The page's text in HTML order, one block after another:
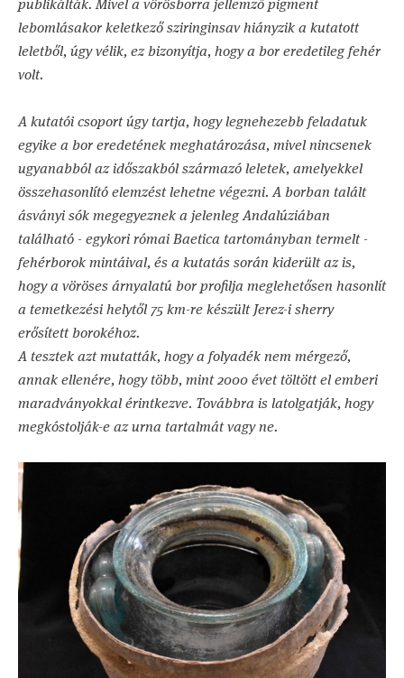
publikálták. Mivel a vörösborra jellemző pigment
lebomlásakor keletkező sziringinsav hiányzik a kutatott
leletből, úgy vélik, ez bizonyítja, hogy a bor eredetileg fehér
volt.
A kutatói csoport úgy tartja, hogy legnehezebb feladatuk
egyike a bor eredetének meghatározása, mivel nincsenek
ugyanabból az időszakból származó leletek, amelyekkel
összehasonlító elemzést lehetne végezni. A borban talált
ásványi sók megegyeznek a jelenleg Andalúziában
található - egykori római Baetica tartományban termelt -
fehérborok mintáival, és a kutatás során kiderült az is,
hogy a vöröses árnyalatú bor profilja meglehetősen hasonlít
a temetkezési helytől 75 km-re készült Jerez-i sherry
erősített borokéhoz.
A tesztek azt mutatták, hogy a folyadék nem mérgező,
annak ellenére, hogy több, mint 2000 évet töltött el emberi
maradványokkal érintkezve. Továbbra is latolgatják, hogy
megkóstolják-e az urna tartalmát vagy ne.